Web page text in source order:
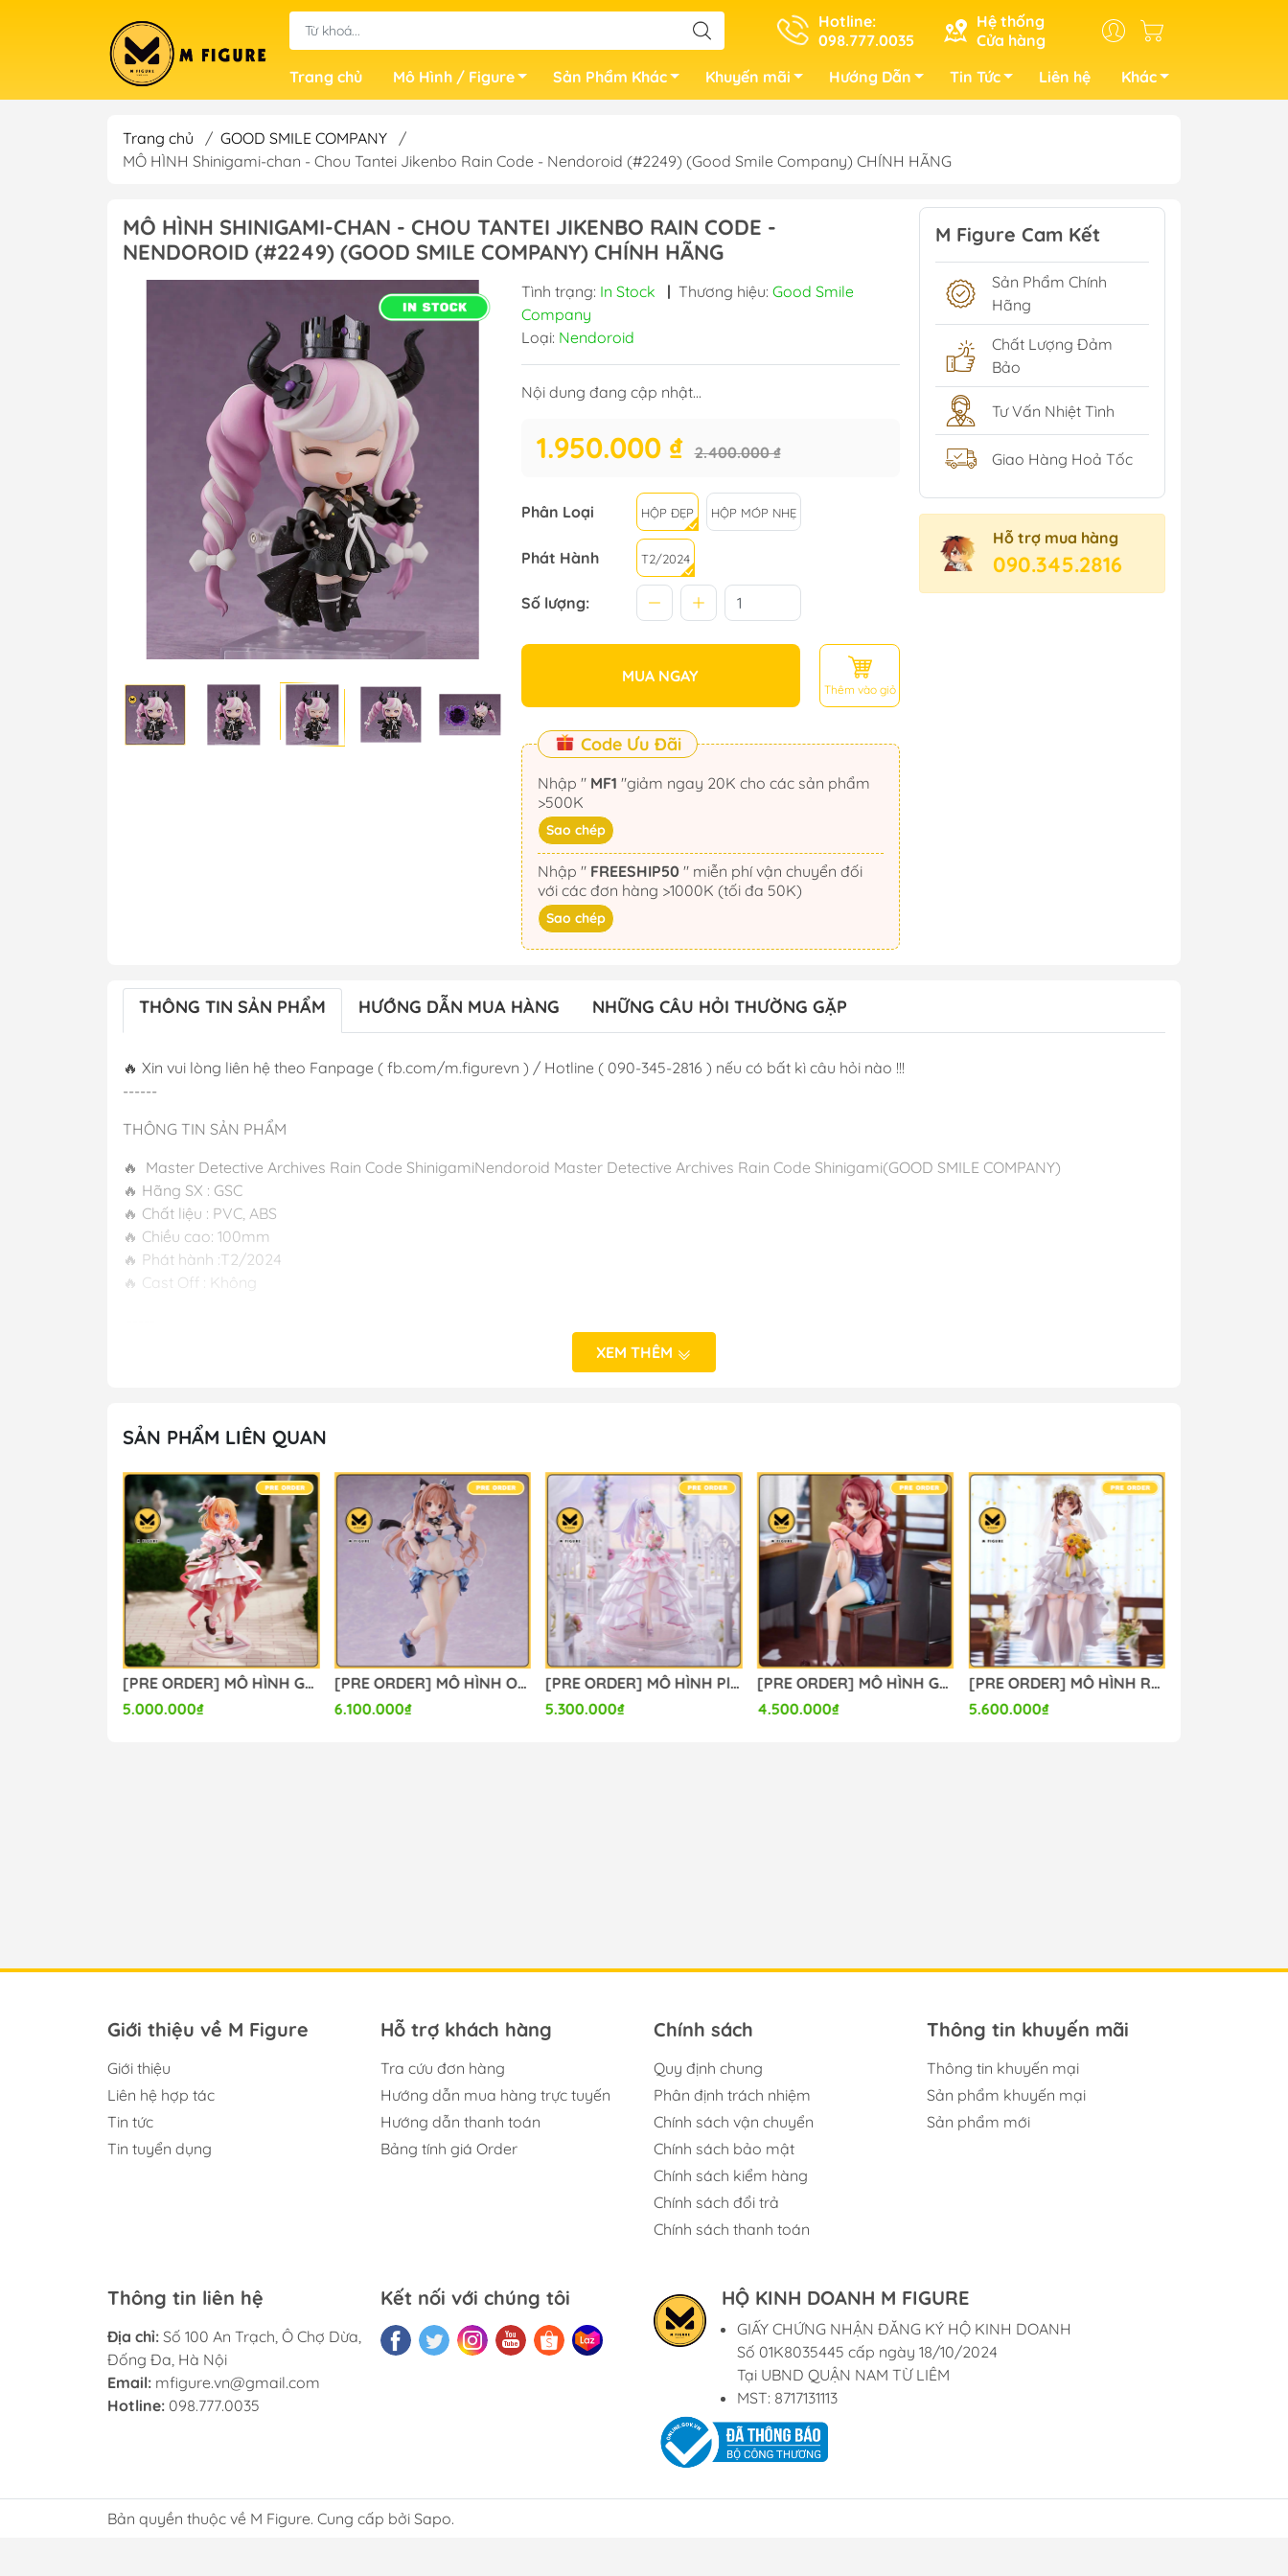
Hotline:
098.777.0035
Hệ thống
Cửa hàng
Trang chủ
Mô Hình / Figure Sản Phẩm Khác Khuyến mãi Hướng Dẫn Tin Tức Liên hệ Khác
Trang chủ / GOOD SMILE COMPANY
/
MÔ HÌNH Shinigami-chan - Chou Tantei Jikenbo Rain Code - Nendoroid (#2249) (Good Smile Company) CHÍNH HÃNG
MÔ HÌNH SHINIGAMI-CHAN - CHOU TANTEI JIKENBO RAIN CODE -
NENDOROID (#2249) (GOOD SMILE COMPANY) CHÍNH HÃNG
Tình trạng: In Stock | Thương hiệu: Good Smile
Company
Loại: Nendoroid
Nội dung đang cập nhật...
1.950.000 ₫ 2.400.000 ₫
Phân Loại HỘP ĐẸP HỘP MÓP NHẸ
Phát Hành T2/2024
Số lượng:
MUA NGAY
Thêm vào giỏ
Code Ưu Đãi
Nhập " MF1
>500K
Sao chép
Nhập " FREESHIP50" miễn phí vận chuyển đối
với các đơn hàng >1000K (tối đa 50K)
Sao chép
M Figure Cam Kết
Sản Phẩm Chính
Hãng
Chất Lượng Đảm
Bảo
Tư Vấn Nhiệt Tình
Giao Hàng Hoả Tốc
Hỗ trợ mua hàng
090.345.2816
THÔNG TIN SẢN PHẨM HƯỚNG DẪN MUA HÀNG NHỮNG CÂU HỎI THƯỜNG GẶP
🔥 Xin vui lòng liên hệ theo Fanpage ( fb.com/m.figurevn ) / Hotline ( 090-345-2816 ) nếu có bất kì câu hỏi nào !!!
------
THÔNG TIN SẢN PHẨM
🔥 Master Detective Archives Rain Code ShinigamiNendoroid Master Detective Archives Rain Code Shinigami(GOOD SMILE COMPANY)
🔥 Hãng SX : GSC
🔥 Chất liệu : PVC, ABS
🔥 Chiều cao: 100mm
🔥 Phát hành :T2/2024
🔥 Cast Off : Không
🔥Website: https://mfigure.com/
#mo_hinh_tinh #nendoroid #gameprize #scalefigure
-----
XEM THÊM
SẢN PHẨM LIÊN QUAN
[PRE ORDER] MÔ HÌNH Gochuumon wa Usagi Desu ka? - Hoto Kokoa - 1/7 - Dress Ver. (Luminous Box) FIGURE CHÍNH HÃNG
5.000.000₫
[PRE ORDER] MÔ HÌNH Original - Kanon-chan - 1/6 (Orchid Seed) FIGURE CHÍNH HÃNG
6.100.000₫
[PRE ORDER] MÔ HÌNH Plastic Memories - Isla - 1/7 - Wedding Dress Ver. (Aniplex (Shanghai) Culture and Arts) FIGURE CHÍNH HÃNG
5.300.000₫
[PRE ORDER] MÔ HÌNH Gakuen iDOLM@STER - Hanami Saki - 1/7 - Ameagari no Iris Before Special Training Ver. (MiraiMira) FIGURE CHÍNH HÃNG
4.500.000₫
[PRE ORDER] MÔ HÌNH Ryza no Atelier 3 ~Owari no Renkinjutsushi to Himitsu no Kagi~ - Reisalin Stout - 1/7 - Wedding Style (Ques Q) FIGURE CHÍNH HÃNG
5.600.000₫
Giới thiệu về M Figure
Giới thiệu
Liên hệ hợp tác
Tin tức
Tin tuyển dụng
Hỗ trợ khách hàng
Tra cứu đơn hàng
Hướng dẫn mua hàng trực tuyến
Hướng dẫn thanh toán
Bảng tính giá Order
Chính sách
Quy định chung
Phân định trách nhiệm
Chính sách vận chuyển
Chính sách bảo mật
Chính sách kiểm hàng
Chính sách đổi trả
Chính sách thanh toán
Thông tin khuyến mãi
Thông tin khuyến mại
Sản phẩm khuyến mại
Sản phẩm mới
Thông tin liên hệ
Địa chỉ: Số 100 An Trạch, Ô Chợ Dừa,
Đống Đa, Hà Nội
Email: mfigure.vn@gmail.com
Hotline: 098.777.0035
Kết nối với chúng tôi HỘ KINH DOANH M FIGURE
GIẤY CHỨNG NHẬN ĐĂNG KÝ HỘ KINH DOANH
Số 01K8035445 cấp ngày 18/10/2024
Tại UBND QUẬN NAM TỪ LIÊM
MST: 8717131113
Bản quyền thuộc về M Figure. Cung cấp bởi Sapo.